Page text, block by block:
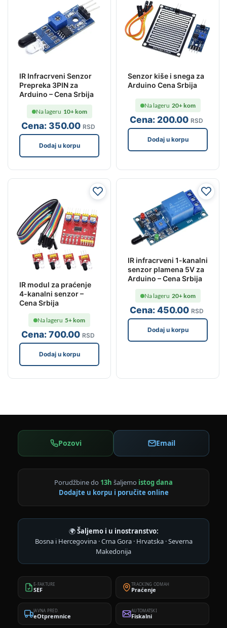
IR Infracrveni Senzor
Prepreka 3PIN za
Arduino – Cena Srbija
Cena:350.00 RSD
Na lageru 10+ kom
Dodaj u korpu
Senzor kiše i snega za
Arduino Cena Srbija
Cena: 200.00 RSD
Na lageru 20+ kom
Dodaj u korpu
IR modul za praćenje
4-kanalni senzor –
Cena Srbija
Cena:700.00 RSD
Na lageru 5+ kom
Dodaj u korpu
IR infracrveni 1-kanalni
senzor plamena 5V za
Arduino – Cena Srbija
Cena:450.00 RSD
Na lageru 20+ kom
Dodaj u korpu
Pozovi Email
Porudžbine do 13h šaljemo istog dana
Dodajte u korpu i poručite online
🌍Šaljemo i u inostranstvo:
Bosna i Hercegovina · Crna Gora · Hrvatska · Severna
Makedonija
E-FAKTURE
SEF
TRACKING ODMAH
Praćenje
JAVNA PRED.
eOtpremnice
AUTOMATSKI
Fiskalni